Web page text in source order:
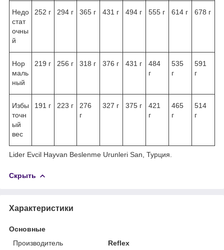
Недо
стат
очны
й
252 г 294 г 365 г 431 г 494 г 555 г 614 г 678 г
Нор
маль
ный
219 г 256 г 318 г 376 г 431 г
484
г
535
г
591
г
Избы
точн
ый
вес
191 г 223 г
276
г
327 г 375 г
421
г
465
г
514
г
Lider Evcil Hayvan Beslenme Urunleri San, Турция.
Скрыть
Характеристики
Основные
Производитель
Reflex